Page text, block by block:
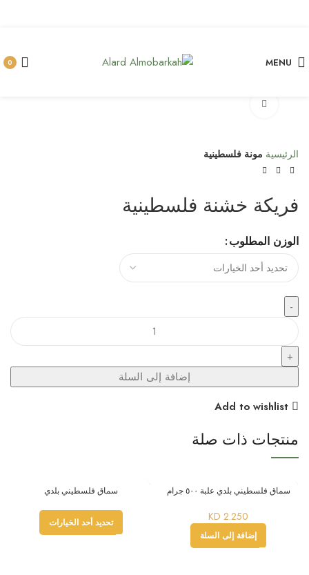
MENU
0
الرئيسية مونة فلسطينية
فريكة خشنة فلسطينية
الوزن المطلوب
كمية
فريكة
خشنة
إضافة إلى السلة
Add to wishlist
منتجات ذات صلة
سماق فلسطيني بلدي علبة ٥٠٠ جرام
KD 2.250
إضافة إلى السلة
سماق فلسطيني بلدي
تحديد أحد الخيارات